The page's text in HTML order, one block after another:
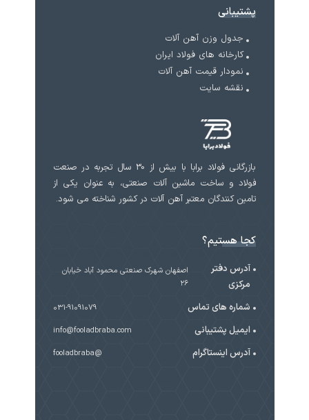
پشتیبانی
جدول وزن آهن آلات
کارخانه های فولاد ایران
نمودار قیمت آهن آلات
نقشه سایت
بازرگانی فولاد برابا با بیش از 30 سال تجربه در صنعت
فولاد و ساخت ماشین آلات صنعتی، به عنوان یکی از
تامین کنندگان معتبر آهن آلات در کشور شناخته می شود.
کجا هستیم؟
آدرس دفتر
مرکزی
اصفهان شهرک صنعتی محمود آباد خیابان
۲۶
شماره های تماس 031-91091079
ایمیل پشتیبانی info@fooladbraba.com
آدرس اینستاگرام @fooladbraba